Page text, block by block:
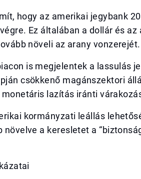
hogy az amerikai jegybank
Ez általában a dollár és
növeli az arany vonzerejét.
is megjelentek a lassulás
csökkenő magánszektori
lazítás iránti
kormányzati leállás
növelve a keresletet a